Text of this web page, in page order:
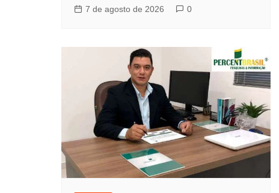
7 de agosto de 2026
0